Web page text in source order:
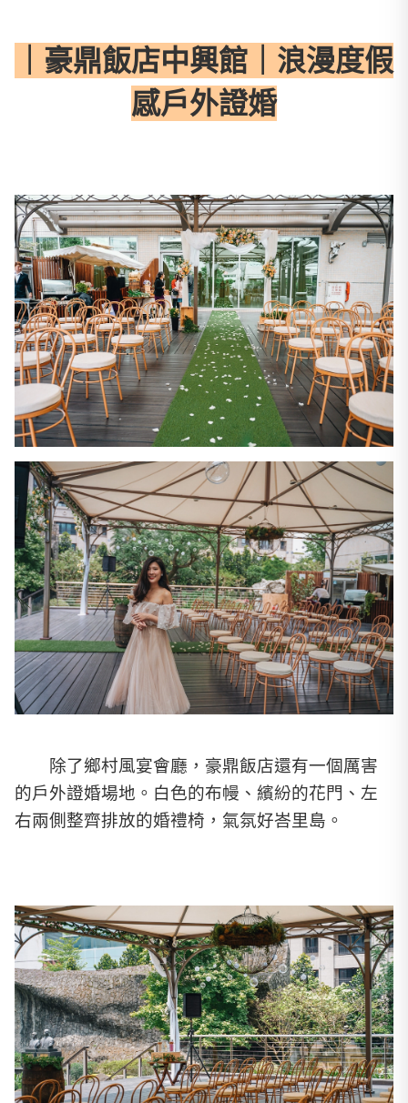
｜豪鼎飯店中興館｜浪漫度假
感戶外證婚
除了鄉村風宴會廳，豪鼎飯店還有一個厲害
的戶外證婚場地。白色的布幔、繽紛的花門、左
右兩側整齊排放的婚禮椅，氣氛好峇里島。